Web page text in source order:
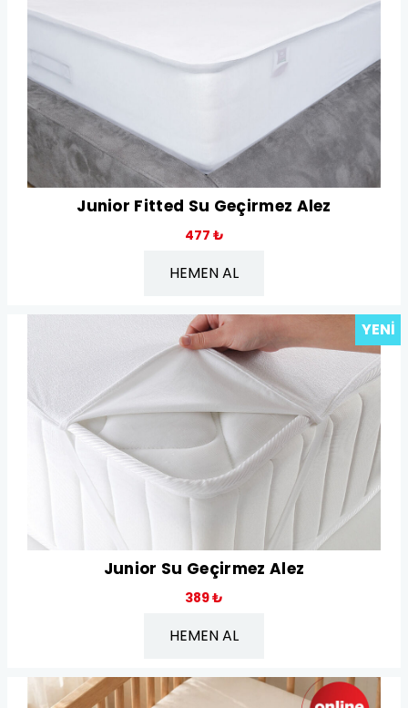
Junior Fitted Su Geçirmez Alez
477 ₺
HEMEN AL
YENI
Junior Su Geçirmez Alez
389 ₺
HEMEN AL